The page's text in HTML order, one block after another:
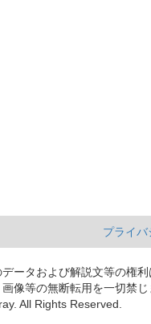
プライバ
ータおよび解説文等の権
像等の無断転用を一切禁じ
All Rights Reserved.